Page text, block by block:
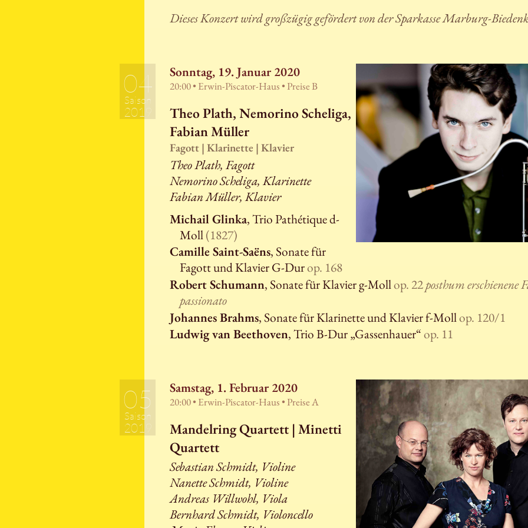
Dieses Konzert wird großzügig gefördert von der Sparkasse Marburg-
04
Saison
2019
Sonntag, 19. Januar 2020
20:00 • Erwin-Piscator-Haus •Preise B
Theo Plath, Nemorino Scheliga,
Fabian Müller
Fagott | Klarinette | Klavier
Theo Plath, Fagott
Nemorino Scheliga, Klarinette
Fabian Müller, Klavier
Michail Glinka, Trio Pathétique d-
Moll(1827)
Camille Saint-Saëns, Sonate für
Fagott und Klavier G-Durop. 168
Robert Schumann, Sonate für Klavier g-Mollop. 22posthum erschienene
passionato
Johannes Brahms, Sonate für Klarinette und Klavier f-Mollop. 120/1
Ludwig van Beethoven, Trio B-Dur „Gassenhauer“op. 11
05
Saison
2019
Samstag, 1. Februar 2020
20:00 • Erwin-Piscator-Haus •Preise A
Mandelring Quartett | Minetti
Quartett
Sebastian Schmidt, Violine
Nanette Schmidt, Violine
Andreas Willwohl, Viola
Bernhard Schmidt, Violoncello